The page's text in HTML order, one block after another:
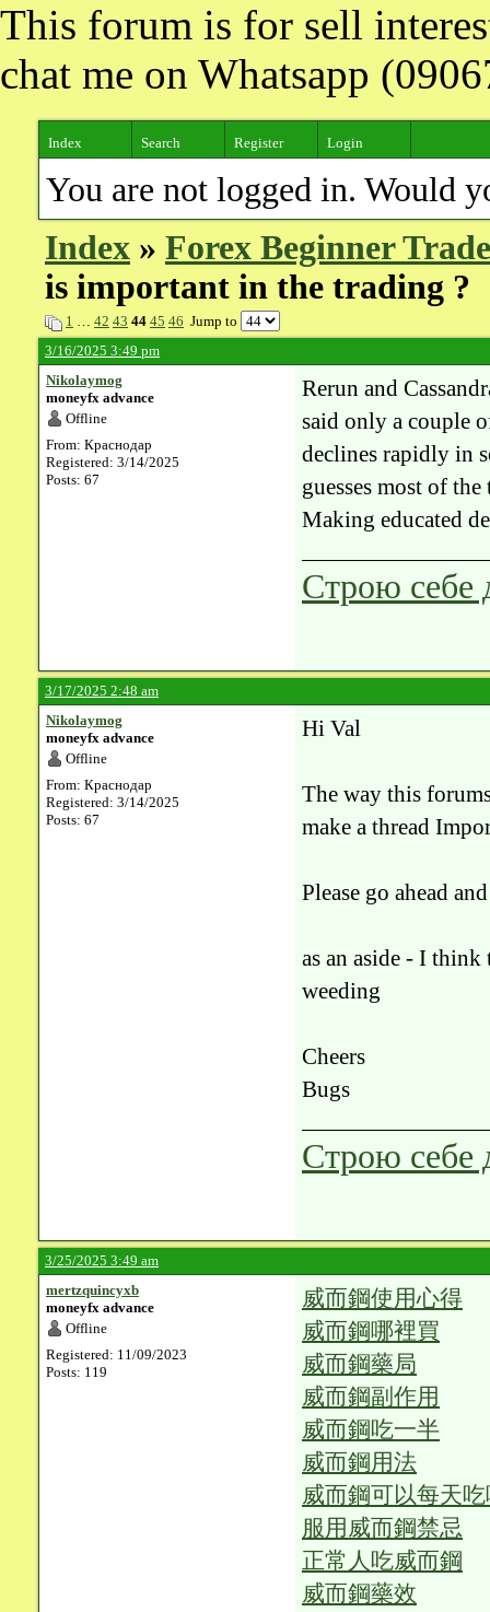
This forum is for sell
chat me on Whatsapp
Index Search Register Login
You are not logged in. Would
Index » Forex Beginner
is important in the trading ?
1 … 42 43 44 45 46 Jump to
3/16/2025 3:49 pm
Nikolaymog
moneyfx advance
Offline
From: Краснодар
Registered: 3/14/2025
Posts: 67
Rerun and
said only a couple
declines rapidly in
guesses most of
Making educated
Строю себе
3/17/2025 2:48 am
Nikolaymog
moneyfx advance
Offline
From: Краснодар
Registered: 3/14/2025
Posts: 67
Hi Val
The way this
make a thread
Please go ahead
as an aside - I
weeding
Cheers
Bugs
Строю себе
3/25/2025 3:49 am
mertzquincyxb
moneyfx advance
Offline
Registered: 11/09/2023
Posts: 119
威而鋼使用心得
威而鋼哪裡買
威而鋼藥局
威而鋼副作用
威而鋼吃一半
威而鋼用法
威而鋼可以每天
服用威而鋼禁忌
正常人吃威而鋼
威而鋼藥效